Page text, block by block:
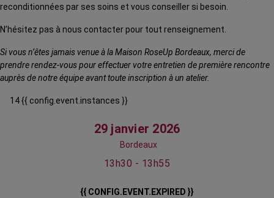
reconditionnées par ses soins et vous conseiller si besoin.
N’hésitez pas à nous contacter pour tout renseignement.
Si vous n’êtes jamais venue à la Maison RoseUp Bordeaux, merci de
prendre rendez-vous pour effectuer votre entretien de première rencontre
auprès de notre équipe avant toute inscription à un atelier.
14 {{ config.event.instances }}
29 janvier 2026
Bordeaux
13h30 - 13h55
{{ CONFIG.EVENT.EXPIRED }}